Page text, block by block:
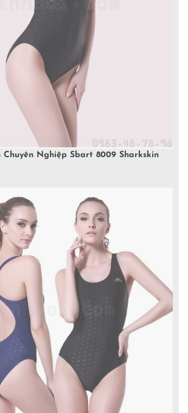
Chuyên Nghiệp Sbart 8009 Sharkskin